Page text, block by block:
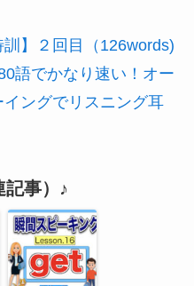
訓】２回目（126words)
語でかなり速い！オー
ングでリスニング耳
事）♪